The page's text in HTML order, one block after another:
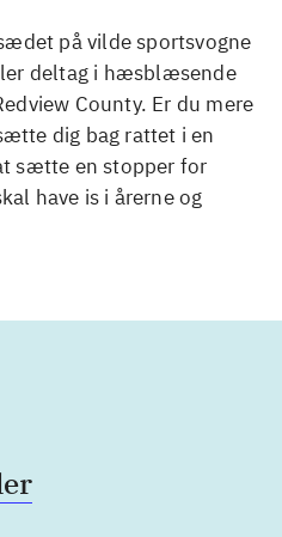
på vilde sportsvogne
deltag i hæsblæsende
County. Er du mere
dig bag rattet i en
sætte en stopper for
have is i årerne og